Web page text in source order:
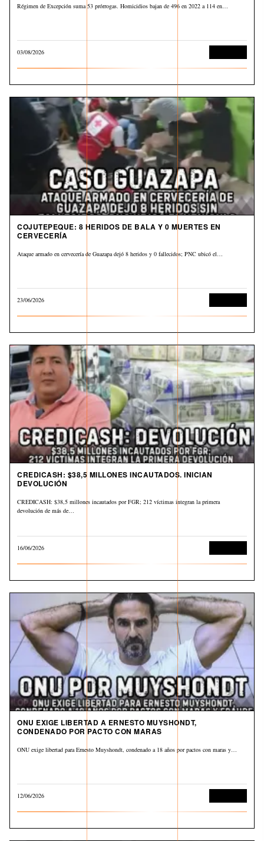
Régimen de Excepción suma 53 prórrogas. Homicidios bajan de 496 en 2022 a 114 en…
03/08/2026
COJUTEPEQUE: 8 HERIDOS DE BALA Y 0 MUERTES EN
CERVECERÍA
Ataque armado en cervecería de Guazapa dejó 8 heridos y 0 fallecidos; PNC ubicó el…
23/06/2026
CREDICASH: $38,5 MILLONES INCAUTADOS. INICIAN
DEVOLUCIÓN
CREDICASH: $38,5 millones incautados por FGR; 212 víctimas integran la primera
devolución de más de…
16/06/2026
ONU EXIGE LIBERTAD A ERNESTO MUYSHONDT,
CONDENADO POR PACTO CON MARAS
ONU exige libertad para Ernesto Muyshondt, condenado a 18 años por pactos con maras y…
12/06/2026